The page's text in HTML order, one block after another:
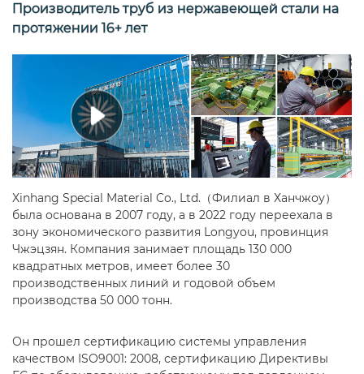
Производитель труб из нержавеющей стали на
протяжении 16+ лет
Xinhang Special Material Co., Ltd.（Филиал в Ханчжоу）
была основана в 2007 году, а в 2022 году переехала в
зону экономического развития Longyou, провинция
Чжэцзян. Компания занимает площадь 130 000
квадратных метров, имеет более 30
производственных линий и годовой объем
производства 50 000 тонн.
Он прошел сертификацию системы управления
качеством ISO9001: 2008, сертификацию Директивы